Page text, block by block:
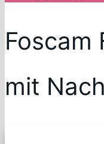
Foscam
mit